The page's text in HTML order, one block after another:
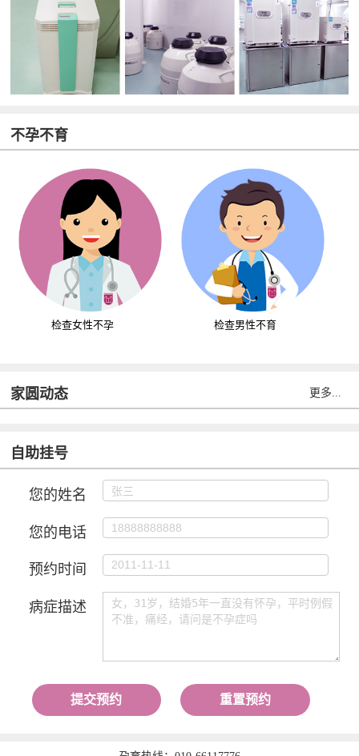
不孕不育
检查女性不孕 检查男性不育
家圆动态 更多...
自助挂号
您的姓名
您的电话
预约时间
病症描述
提交预约 重置预约